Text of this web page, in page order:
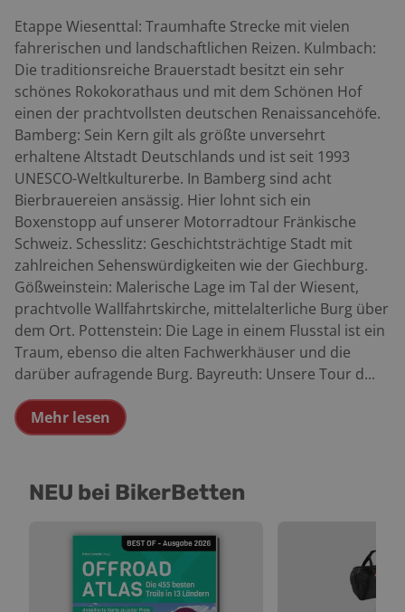
Etappe Wiesenttal: Traumhafte Strecke mit vielen
fahrerischen und landschaftlichen Reizen. Kulmbach:
Die traditionsreiche Brauerstadt besitzt ein sehr
schönes Rokokorathaus und mit dem Schönen Hof
einen der prachtvollsten deutschen Renaissancehöfe.
Bamberg: Sein Kern gilt als größte unversehrt
erhaltene Altstadt Deutschlands und ist seit 1993
UNESCO-Weltkulturerbe. In Bamberg sind acht
Bierbrauereien ansässig. Hier lohnt sich ein
Boxenstopp auf unserer Motorradtour Fränkische
Schweiz. Schesslitz: Geschichtsträchtige Stadt mit
zahlreichen Sehenswürdigkeiten wie der Giechburg.
Gößweinstein: Malerische Lage im Tal der Wiesent,
prachtvolle Wallfahrtskirche, mittelalterliche Burg über
dem Ort. Pottenstein: Die Lage in einem Flusstal ist ein
Traum, ebenso die alten Fachwerkhäuser und die
darüber aufragende Burg. Bayreuth: Unsere Tour d...
Mehr lesen
NEU bei BikerBetten